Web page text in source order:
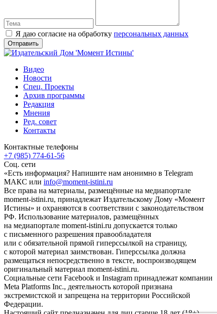
Я даю согласие на обработку персональных данных
Видео
Новости
Спец. Проекты
Архив программы
Редакция
Мнения
Ред. совет
Контакты
Контактные телефоны
+7 (985) 774-61-56
Соц. сети
«Есть информация? Напишите нам анонимно в Telegram
МАКС или info@moment-istini.ru
Все права на материалы, размещённые на медиапортале
moment-istini.ru, принадлежат Издательскому Дому «Момент
Истины» и охраняются в соответствии с законодательством
РФ. Использование материалов, размещённых
на медиапортале moment-istini.ru допускается только
с письменного разрешения правообладателя
или с обязательной прямой гиперссылкой на страницу,
с которой материал заимствован. Гиперссылка должна
размещаться непосредственно в тексте, воспроизводящем
оригинальный материал moment-istini.ru.
Социальные сети Facebook и Instagram принадлежат компании
Meta Platforms Inc., деятельность которой признана
экстремистской и запрещена на территории Российской
Федерации.